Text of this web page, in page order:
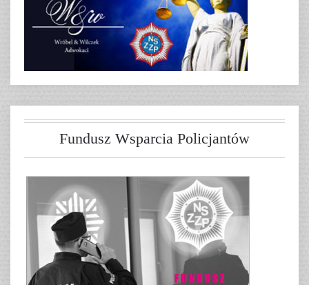
Fundusz Wsparcia Policjantów